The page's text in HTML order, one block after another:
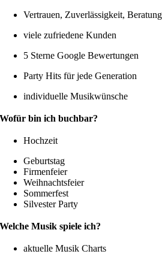
Vertrauen, Zuverlässigkeit, Beratung
viele zufriedene Kunden
5 Sterne Google Bewertungen
Party Hits für jede Generation
individuelle Musikwünsche
Wofür bin ich buchbar?
Hochzeit
Geburtstag
Firmenfeier
Weihnachtsfeier
Sommerfest
Silvester Party
Welche Musik spiele ich?
aktuelle Musik Charts